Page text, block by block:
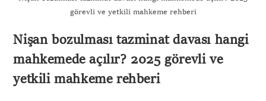
görevli ve yetkili mahkeme rehberi
Nişan bozulması tazminat davası hangi
mahkemede açılır? 2025 görevli ve
yetkili mahkeme rehberi